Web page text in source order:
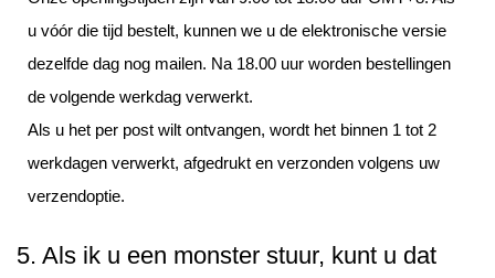
u vóór die tijd bestelt, kunnen we u de elektronische versie
dezelfde dag nog mailen. Na 18.00 uur worden bestellingen
de volgende werkdag verwerkt.
Als u het per post wilt ontvangen, wordt het binnen 1 tot 2
werkdagen verwerkt, afgedrukt en verzonden volgens uw
verzendoptie.
5. Als ik u een monster stuur, kunt u dat